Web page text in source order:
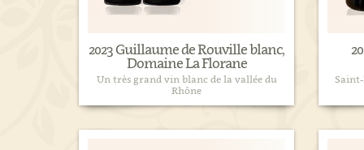
2023 Guillaume de Rouville blanc,
Domaine La Florane
Un très grand vin blanc de la vallée du
Rhône
Saint-